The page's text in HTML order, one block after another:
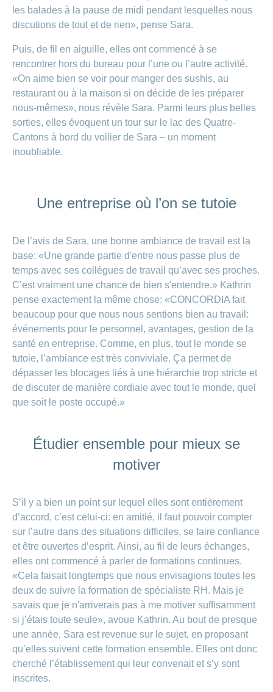
les balades à la pause de midi pendant lesquelles nous
discutions de tout et de rien», pense Sara.
Puis, de fil en aiguille, elles ont commencé à se
rencontrer hors du bureau pour l’une ou l’autre activité.
«On aime bien se voir pour manger des sushis, au
restaurant ou à la maison si on décide de les préparer
nous-mêmes», nous révèle Sara. Parmi leurs plus belles
sorties, elles évoquent un tour sur le lac des Quatre-
Cantons à bord du voilier de Sara – un moment
inoubliable.
Une entreprise où l’on se tutoie
De l’avis de Sara, une bonne ambiance de travail est la
base: «Une grande partie d'entre nous passe plus de
temps avec ses collègues de travail qu’avec ses proches.
C’est vraiment une chance de bien s'entendre.» Kathrin
pense exactement la même chose: «CONCORDIA fait
beaucoup pour que nous nous sentions bien au travail:
événements pour le personnel, avantages, gestion de la
santé en entreprise. Comme, en plus, tout le monde se
tutoie, l’ambiance est très conviviale. Ça permet de
dépasser les blocages liés à une hiérarchie trop stricte et
de discuter de manière cordiale avec tout le monde, quel
que soit le poste occupé.»
Étudier ensemble pour mieux se
motiver
S’il y a bien un point sur lequel elles sont entièrement
d’accord, c’est celui-ci: en amitié, il faut pouvoir compter
sur l’autre dans des situations difficiles, se faire confiance
et être ouvertes d’esprit. Ainsi, au fil de leurs échanges,
elles ont commencé à parler de formations continues.
«Cela faisait longtemps que nous envisagions toutes les
deux de suivre la formation de spécialiste RH. Mais je
savais que je n'arriverais pas à me motiver suffisamment
si j’étais toute seule», avoue Kathrin. Au bout de presque
une année, Sara est revenue sur le sujet, en proposant
qu’elles suivent cette formation ensemble. Elles ont donc
cherché l’établissement qui leur convenait et s’y sont
inscrites.